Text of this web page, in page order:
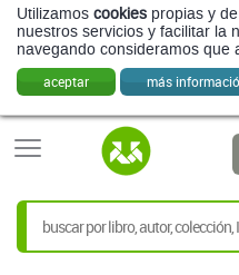
Utilizamos cookies propias y
nuestros servicios y facilitar la
navegando consideramos que
aceptar más